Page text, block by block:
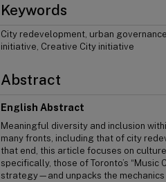
Keywords
City redevelopment, urban
initiative, Creative City initiative
Abstract
English Abstract
Meaningful diversity and inclusion
many fronts, including that of city
that end, this article focuses on
specifically, those of Toronto’s “Music
strategy—and unpacks the